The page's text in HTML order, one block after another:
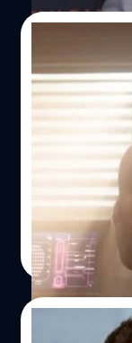
Charlie
Skywalker
George
ชาร์ลี ฮันแนม
พลาดบทบาท
การประชุมสุด
ประภาส อยู่เย็น |
Read More